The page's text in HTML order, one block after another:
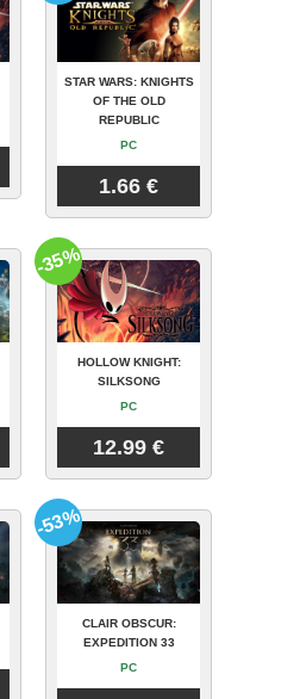
STAR WARS: KNIGHTS
OF THE OLD
REPUBLIC
PC
1.66 €
HOLLOW KNIGHT:
SILKSONG
PC
12.99 €
-35%
CLAIR OBSCUR:
EXPEDITION 33
PC
-53%